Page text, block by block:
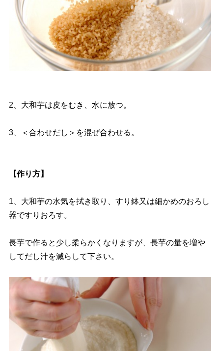
2、大和芋は皮をむき、水に放つ。
3、＜合わせだし＞を混ぜ合わせる。
【作り方】
1、大和芋の水気を拭き取り、すり鉢又は細かめのおろし
器ですりおろす。
長芋で作ると少し柔らかくなりますが、長芋の量を増
してだし汁を減らして下さい。